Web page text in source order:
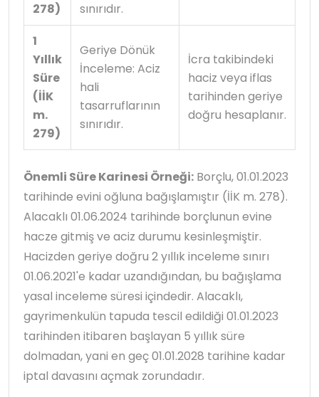
278)
sınırıdır.
1
Yıllık
Süre
(İİK
m.
279)
Geriye Dönük
İnceleme: Aciz
hali
tasarruflarının
sınırıdır.
İcra takibindeki
haciz veya iflas
tarihinden geriye
doğru hesaplanır.
Önemli Süre Karinesi Örneği: Borçlu, 01.01.2023
tarihinde evini oğluna bağışlamıştır (İİK m. 278).
Alacaklı 01.06.2024 tarihinde borçlunun evine
hacze gitmiş ve aciz durumu kesinleşmiştir.
Hacizden geriye doğru 2 yıllık inceleme sınırı
01.06.2021'e kadar uzandığından, bu bağışlama
yasal inceleme süresi içindedir. Alacaklı,
gayrimenkulün tapuda tescil edildiği 01.01.2023
tarihinden itibaren başlayan 5 yıllık süre
dolmadan, yani en geç 01.01.2028 tarihine kadar
iptal davasını açmak zorundadır.